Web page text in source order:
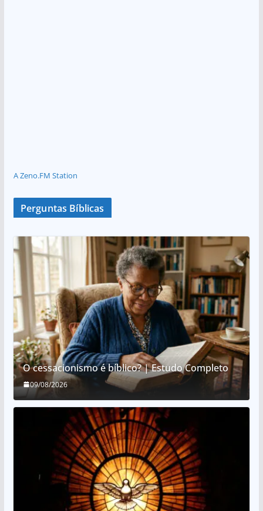
A Zeno.FM Station
Perguntas Bíblicas
O cessacionismo é bíblico? | Estudo Completo
09/08/2026